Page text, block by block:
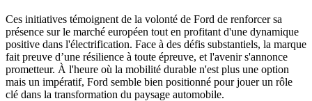
Ces initiatives témoignent de la volonté de Ford de renforcer sa
présence sur le marché européen tout en profitant d'une dynamique
positive dans l'électrification. Face à des défis substantiels, la marque
fait preuve d’une résilience à toute épreuve, et l'avenir s'annonce
prometteur. À l'heure où la mobilité durable n'est plus une option
mais un impératif, Ford semble bien positionné pour jouer un rôle
clé dans la transformation du paysage automobile.